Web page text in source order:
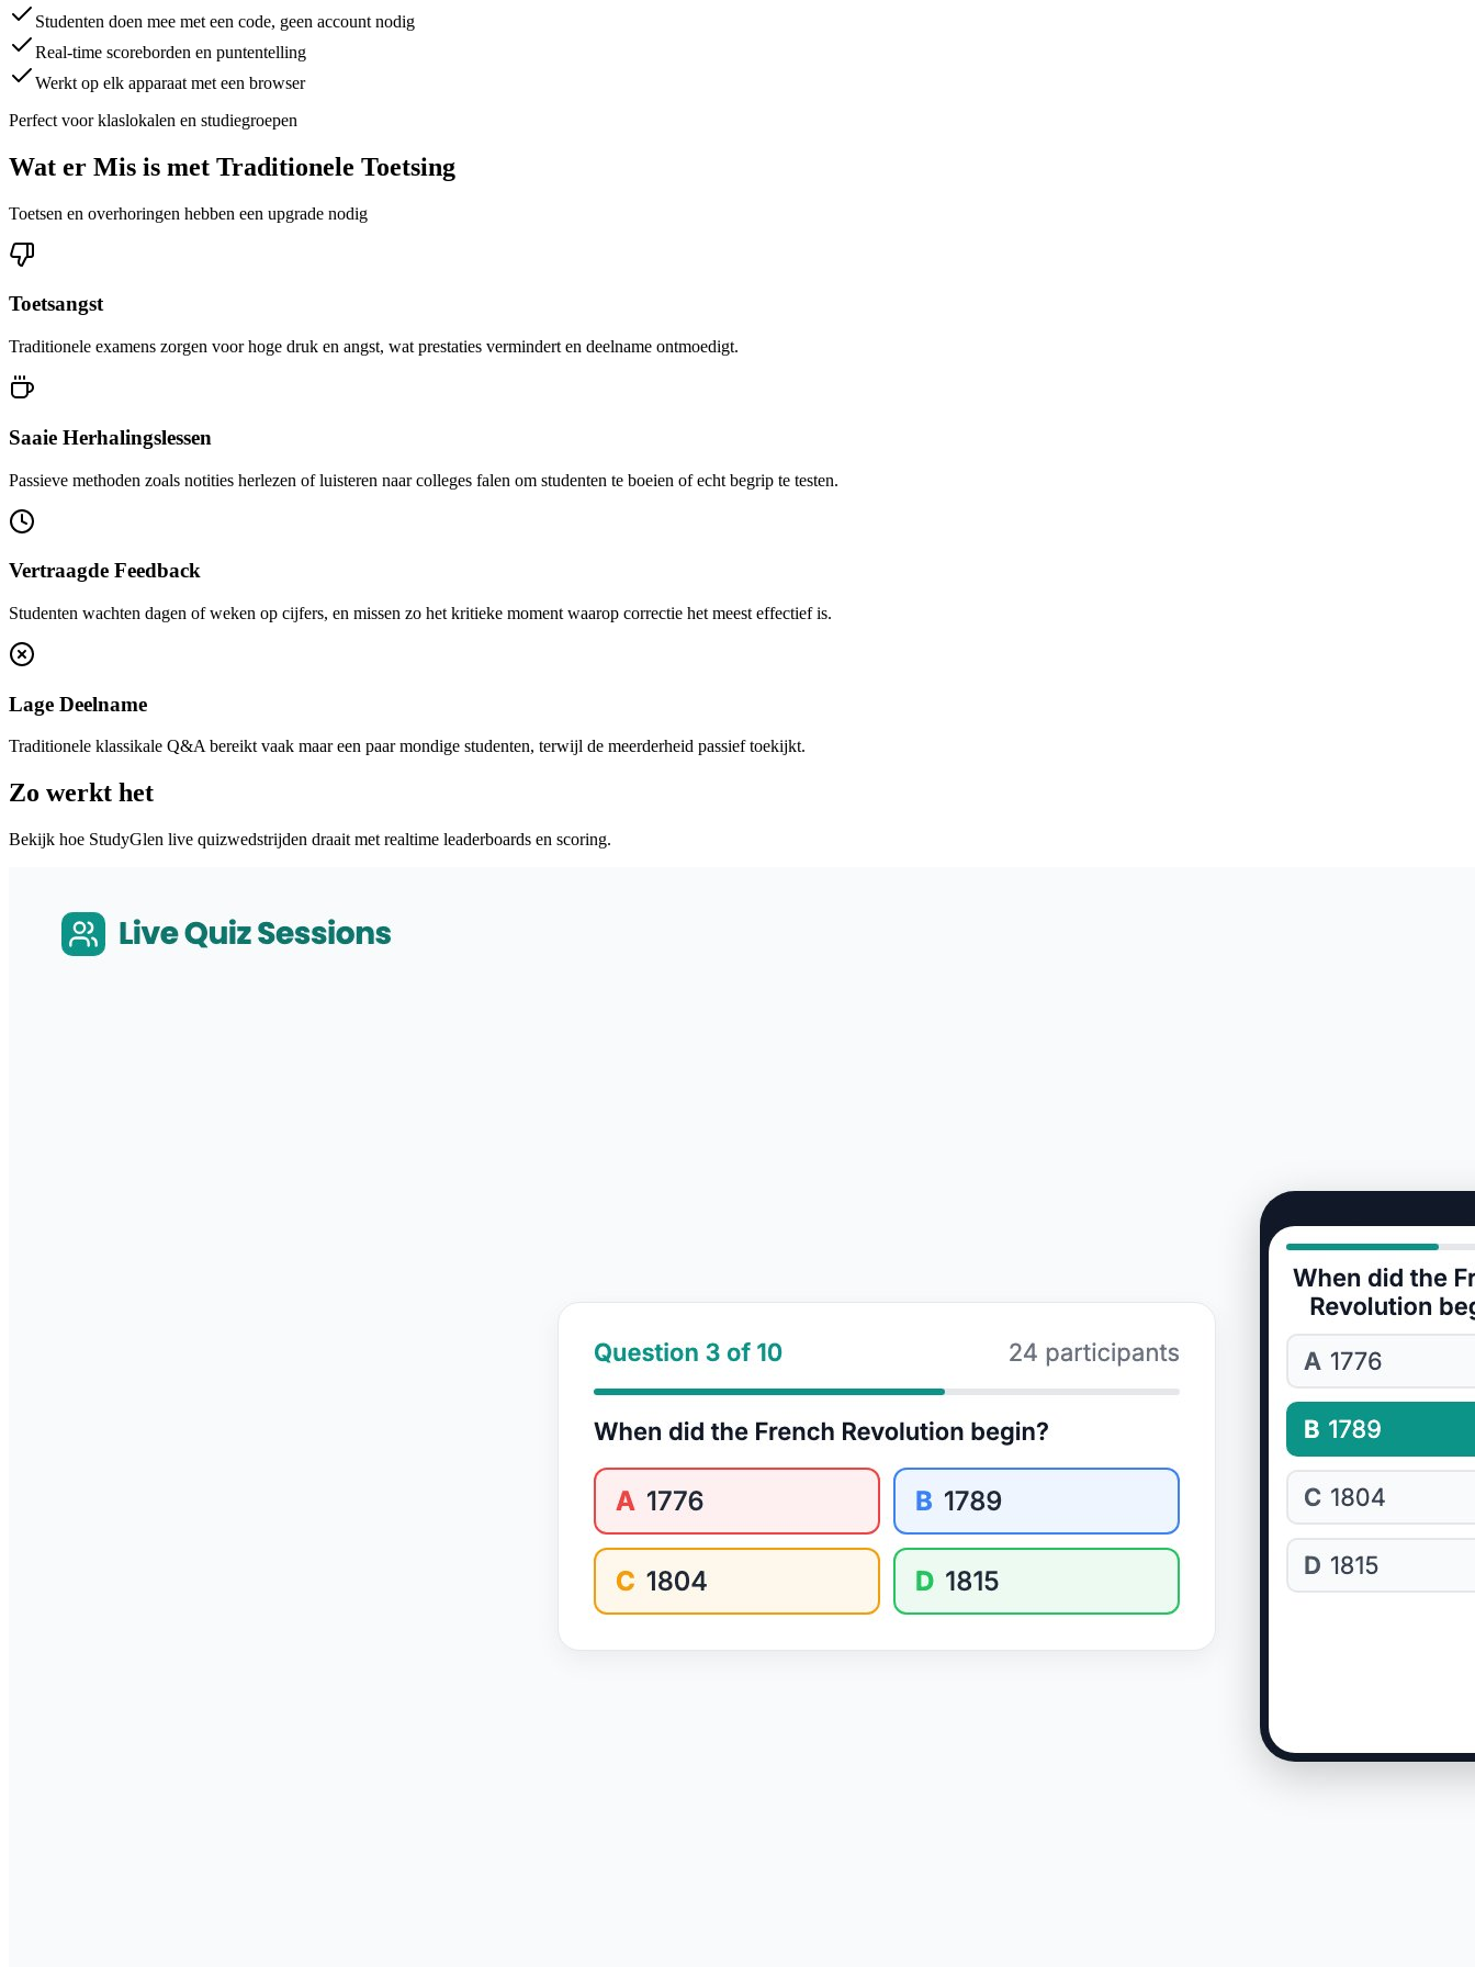
Studenten doen mee met een code, geen account nodig
Real-time scoreborden en puntentelling
Werkt op elk apparaat met een browser
Perfect voor klaslokalen en studiegroepen
Wat er Mis is met Traditionele Toetsing
Toetsen en overhoringen hebben een upgrade nodig
Toetsangst
Traditionele examens zorgen voor hoge druk en angst, wat prestaties vermindert en deelname ontmoedigt.
Saaie Herhalingslessen
Passieve methoden zoals notities herlezen of luisteren naar colleges falen om studenten te boeien of echt begrip te testen.
Vertraagde Feedback
Studenten wachten dagen of weken op cijfers, en missen zo het kritieke moment waarop correctie het meest effectief is.
Lage Deelname
Traditionele klassikale Q&A bereikt vaak maar een paar mondige studenten, terwijl de meerderheid passief toekijkt.
Zo werkt het
Bekijk hoe StudyGlen live quizwedstrijden draait met realtime leaderboards en scoring.